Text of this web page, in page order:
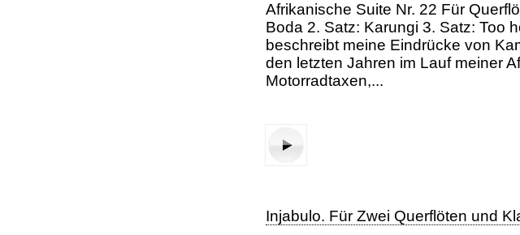
1. Satz: So kind (Uraufführung in Porto, Flöte:
2. Satz: So sad (Uraufführung in Porto,
3. Satz: So happy
Afrikanische Suite Nr. 22 Für
Boda 2. Satz: Karungi 3. Satz: Too
beschreibt meine Eindrücke von
den letzten Jahren im Lauf meiner
Motorradtaxen,...
Injabulo. Für Zwei Querflöten und